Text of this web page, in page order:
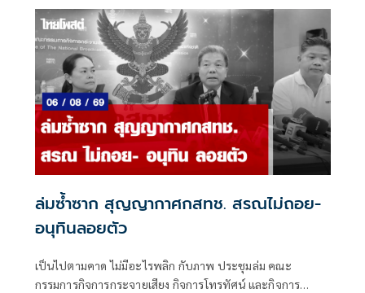
สมบูรณ์
ล่มซ้ำซาก สุญญากาศกสทช. สรณไม่ถอย-
อนุทินลอยตัว
เป็นไปตามคาด ไม่มีอะไรพลิก กับภาพ ประชุมล่ม คณะ
กรรมการกิจการกระจายเสียง กิจการโทรทัศน์ และกิจการ